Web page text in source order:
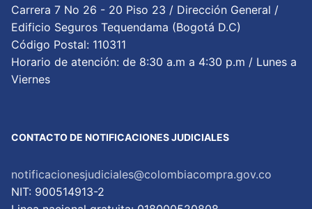
Carrera 7 No 26 - 20 Piso 23 / Dirección General /
Edificio Seguros Tequendama (Bogotá D.C)
Código Postal: 110311
Horario de atención: de 8:30 a.m a 4:30 p.m / Lunes a
Viernes
CONTACTO DE NOTIFICACIONES JUDICIALES
notificacionesjudiciales@colombiacompra.gov.co
NIT: 900514913-2